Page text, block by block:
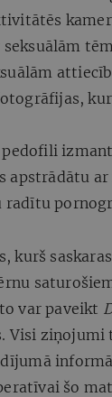
apstrādātu
radītu
kurš
var paveikt
Visi ziņojumi
šo